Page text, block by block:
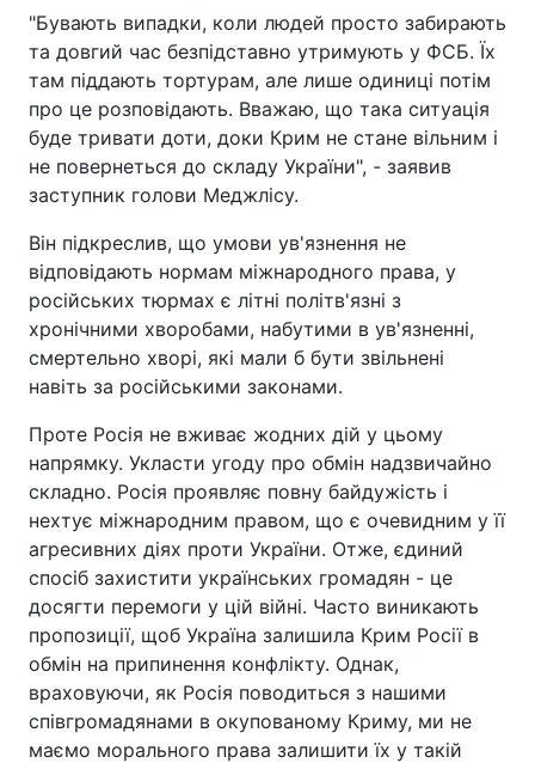
"Бувають випадки, коли людей просто забирають
та довгий час безпідставно утримують у ФСБ. Їх
там піддають тортурам, але лише одиниці потім
про це розповідають. Вважаю, що така ситуація
буде тривати доти, доки Крим не стане вільним і
не повернеться до складу України", - заявив
заступник голови Меджлісу.
Він підкреслив, що умови ув'язнення не
відповідають нормам міжнародного права, у
російських тюрмах є літні політв'язні з
хронічними хворобами, набутими в ув'язненні,
смертельно хворі, які мали б бути звільнені
навіть за російськими законами.
Проте Росія не вживає жодних дій у цьому
напрямку. Укласти угоду про обмін надзвичайно
складно. Росія проявляє повну байдужість і
нехтує міжнародним правом, що є очевидним у її
агресивних діях проти України. Отже, єдиний
спосіб захистити українських громадян - це
досягти перемоги у цій війні. Часто виникають
пропозиції, щоб Україна залишила Крим Росії в
обмін на припинення конфлікту. Однак,
враховуючи, як Росія поводиться з нашими
співгромадянами в окупованому Криму, ми не
маємо морального права залишити їх у такій